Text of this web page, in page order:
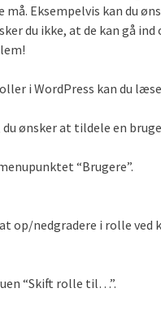
må. Eksempelvis kan du
du ikke, at de kan gå
i WordPress kan du
ønsker at tildele en
“Brugere”.
op/nedgradere i rolle ved
“Skift rolle til…”.